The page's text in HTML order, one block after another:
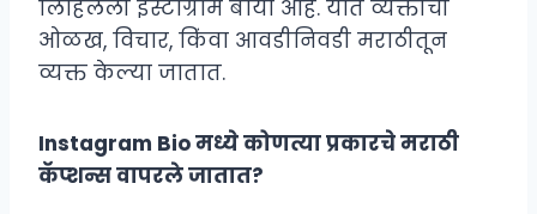
लिहिलेली इंस्टाग्राम बायो आहे. यात व्यक्तीची
ओळख, विचार, किंवा आवडीनिवडी मराठीतून
व्यक्त केल्या जातात.
Instagram Bio मध्ये कोणत्या प्रकारचे मराठी
कॅप्शन्स वापरले जातात?